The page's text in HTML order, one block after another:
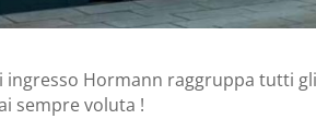
ingresso Hormann raggruppa tutti
sempre voluta !